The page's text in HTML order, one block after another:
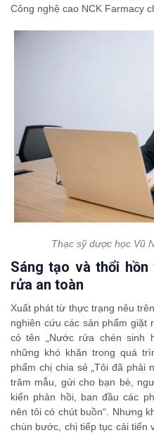
Công nghệ cao NCK Farmacy
Thạc sỹ dược học Vũ
Sáng tạo và thổi
rửa an toàn
Xuất phát từ thực trạng nêu
nghiên cứu các sản phẩm giặt
có tên „Nước rửa chén sinh
những khó khăn trong quá
phẩm chị chia sẻ „Tôi đã phải
trăm mẫu, gửi cho bạn bè,
kiến phản hồi, ban đầu các
nên tôi có chút buồn“. Nhưng
chùn bước, chị tiếp tục cải tiến